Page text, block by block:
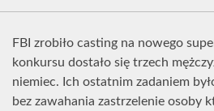
FBI zrobiło casting na nowego
konkursu dostało się trzech
niemiec. Ich ostatnim zadaniem
bez zawahania zastrzelenie osoby